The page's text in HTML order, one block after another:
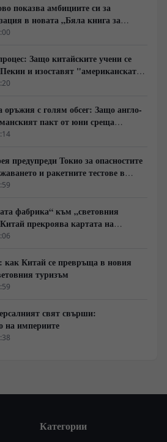
показва амбициите си за
в новата „Бяла книга за
Защо китайските учени се
и изоставят "американската
с голям обсег: Защо англо-
пакт от юни среща
стена
предупреди Токио за опасностите
и ракетните тестове в
фабрика“ към „световния
прекроява картата на
как Китай се превръща в новия
туризъм
свят свърши:
на империите
Категории